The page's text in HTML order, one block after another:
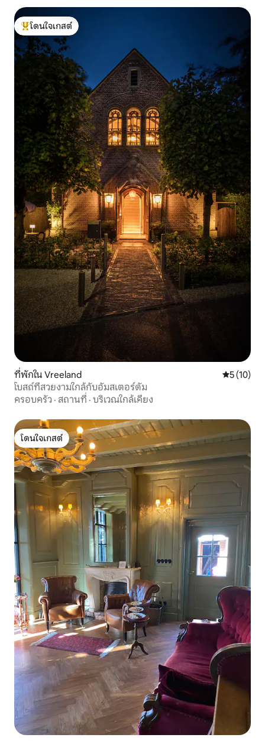
โดนใจเกสต์ที่สุด
โดนใจเกสต์
ที่พักใน Vreeland คะแนนเฉลี่
5 (10)
โบสถ์ที่สวยงามใกล้กับอัมสเตอร์ดัม
ครอบครัว · สถานที่ · บริเวณใกล้เคียง
โดนใจเกสต์
โดนใจเกสต์